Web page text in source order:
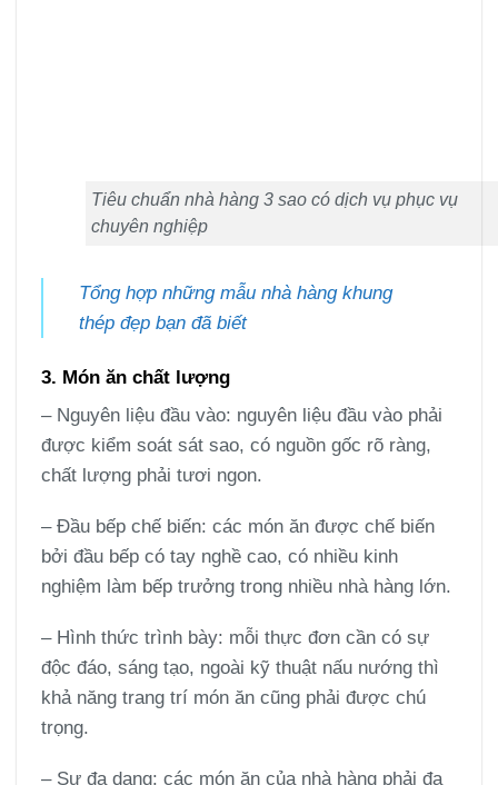
Tiêu chuẩn nhà hàng 3 sao có dịch vụ phục vụ
chuyên nghiệp
Tổng hợp những mẫu nhà hàng khung
thép đẹp bạn đã biết
3. Món ăn chất lượng
– Nguyên liệu đầu vào: nguyên liệu đầu vào phải
được kiểm soát sát sao, có nguồn gốc rõ ràng,
chất lượng phải tươi ngon.
– Đầu bếp chế biến: các món ăn được chế biến
bởi đầu bếp có tay nghề cao, có nhiều kinh
nghiệm làm bếp trưởng trong nhiều nhà hàng lớn.
– Hình thức trình bày: mỗi thực đơn cần có sự
độc đáo, sáng tạo, ngoài kỹ thuật nấu nướng thì
khả năng trang trí món ăn cũng phải được chú
trọng.
– Sự đa dạng: các món ăn của nhà hàng phải đa